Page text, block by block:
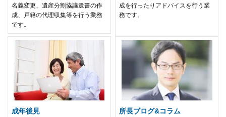
名義変更、遺産分割協議遺書の作
成、戸籍の代理収集等を行う業務
です。
成を行ったりアドバイスを行う業
務です。
成年後見 所長ブログ&コラム